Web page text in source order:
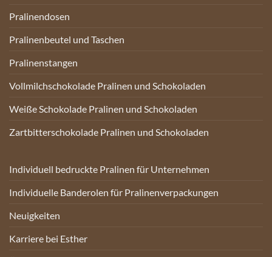
Pralinendosen
Pralinenbeutel und Taschen
Pralinenstangen
Vollmilchschokolade Pralinen und Schokoladen
Weiße Schokolade Pralinen und Schokoladen
Zartbitterschokolade Pralinen und Schokoladen
Individuell bedruckte Pralinen für Unternehmen
Individuelle Banderolen für Pralinenverpackungen
Neuigkeiten
Karriere bei Esther